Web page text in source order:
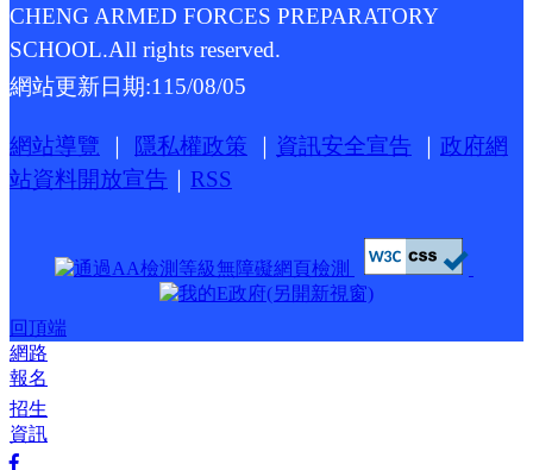
CHENG ARMED FORCES PREPARATORY
SCHOOL.All rights reserved.
網站更新日期:115/08/05
網站導覽 隱私權政策 資訊安全宣告
政府網
站資料開放宣告
RSS
回頂端
網路
報名
招生
資訊